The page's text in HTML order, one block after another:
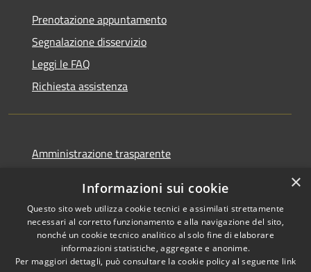
Prenotazione appuntamento
Segnalazione disservizio
Leggi le FAQ
Richiesta assistenza
Amministrazione trasparente
Dichiarazione di accessibilità
×
Informazioni sui cookie
Questo sito web utilizza cookie tecnici e assimilati strettamente
necessari al corretto funzionamento e alla navigazione del sito,
nonché un cookie tecnico analitico al solo fine di elaborare
informazioni statistiche, aggregate e anonime.
Per maggiori dettagli, può consultare la cookie policy al seguente link